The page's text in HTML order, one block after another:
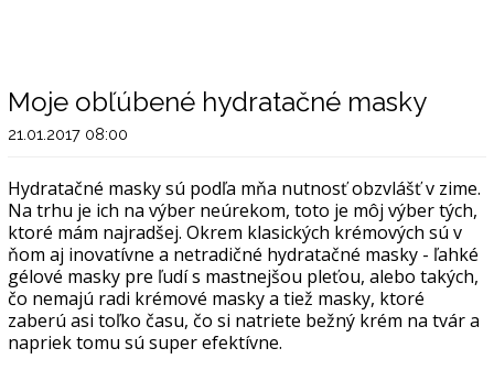
Moje obľúbené hydratačné masky
21.01.2017 08:00
Hydratačné masky sú podľa mňa nutnosť obzvlášť v zime.
Na trhu je ich na výber neúrekom, toto je môj výber tých,
ktoré mám najradšej. Okrem klasických krémových sú v
ňom aj inovatívne a netradičné hydratačné masky - ľahké
gélové masky pre ľudí s mastnejšou pleťou, alebo takých,
čo nemajú radi krémové masky a tiež masky, ktoré
zaberú asi toľko času, čo si natriete bežný krém na tvár a
napriek tomu sú super efektívne.